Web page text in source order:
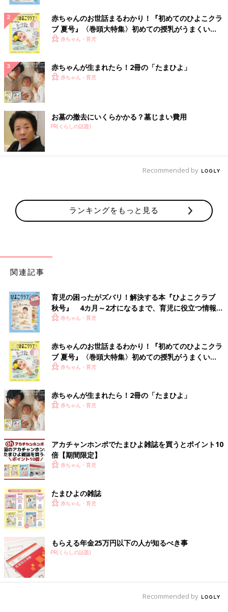
赤ちゃんのお世話まるわかり！『初めてのひよこクラ
ブ 夏号』〈巻頭大特集〉初めての授乳がうまくい
く！ おっぱい・ミルクの基本と夏のトラブル 解決テ
赤ちゃん・育児
赤ちゃんが生まれたら！2冊の「たまひよ」
赤ちゃん・育児
お墓の撤去にいくらかかる？墓じまい費用
PR(くらしの話題)
Recommended by
ランキングをもっと見る
関連記事
育児の困ったがズバリ！解決する本『ひよこクラブ
秋号』 4カ月～2才になるまで、育児に役立つ情報が
いっぱい！
赤ちゃん・育児
赤ちゃんのお世話まるわかり！『初めてのひよこクラ
ブ 夏号』〈巻頭大特集〉初めての授乳がうまくい
く！ おっぱい・ミルクの基本と夏のトラブル 解決テ
赤ちゃん・育児
赤ちゃんが生まれたら！2冊の「たまひよ」
赤ちゃん・育児
アカチャンホンポでたまひよ雑誌を買うとポイント10
倍【期間限定】
赤ちゃん・育児
たまひよの雑誌
赤ちゃん・育児
もらえる年金25万円以下の人が知るべき事
PR(くらしの話題)
Recommended by